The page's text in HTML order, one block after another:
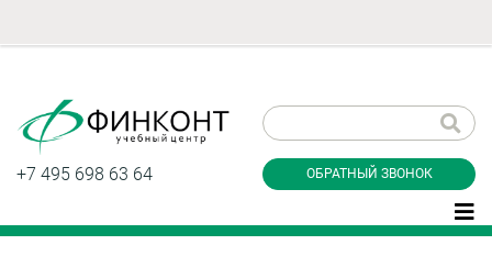
+7 495 698 63 64 ОБРАТНЫЙ ЗВОНОК
звонок